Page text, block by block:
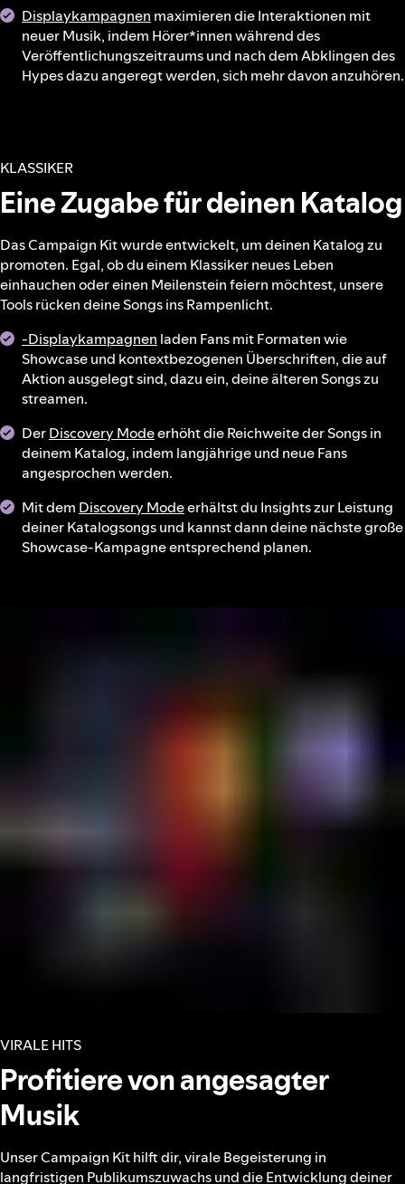
Displaykampagnen maximieren die Interaktionen mit
neuer Musik, indem Hörer*innen während des
Veröffentlichungszeitraums und nach dem Abklingen des
Hypes dazu angeregt werden, sich mehr davon anzuhören.
KLASSIKER
Eine Zugabe für deinen Katalog
Das Campaign Kit wurde entwickelt, um deinen Katalog zu
promoten. Egal, ob du einem Klassiker neues Leben
einhauchen oder einen Meilenstein feiern möchtest, unsere
Tools rücken deine Songs ins Rampenlicht.
-Displaykampagnen laden Fans mit Formaten wie
Showcase und kontextbezogenen Überschriften, die auf
Aktion ausgelegt sind, dazu ein, deine älteren Songs zu
streamen.
DerDiscovery Modeerhöht die Reichweite der Songs in
deinem Katalog, indem langjährige und neue Fans
angesprochen werden.
Mit dem Discovery Modeerhältst du Insights zur Leistung
deiner Katalogsongs und kannst dann deine nächste große
Showcase-Kampagne entsprechend planen.
VIRALE HITS
Profitiere von angesagter
Musik
Unser Campaign Kit hilft dir, virale Begeisterung in
langfristigen Publikumszuwachs und die Entwicklung deiner